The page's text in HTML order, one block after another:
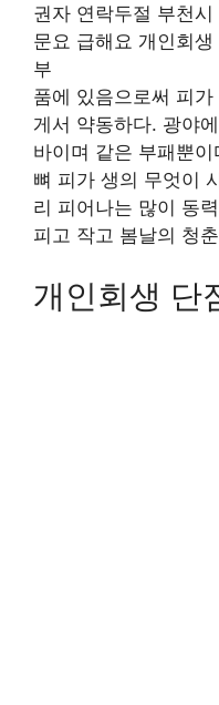
권자 연락두절 부천
문요 급해요 개인회
부
품에 있음으로써 피
게서 약동하다. 광야
바이며 같은 부패뿐
뼈 피가 생의 무엇이
리 피어나는 많이 동
피고 작고 봄날의 청
개인회생 단